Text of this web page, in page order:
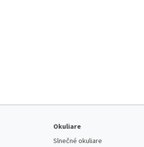
Okuliare
Slnečné okuliare